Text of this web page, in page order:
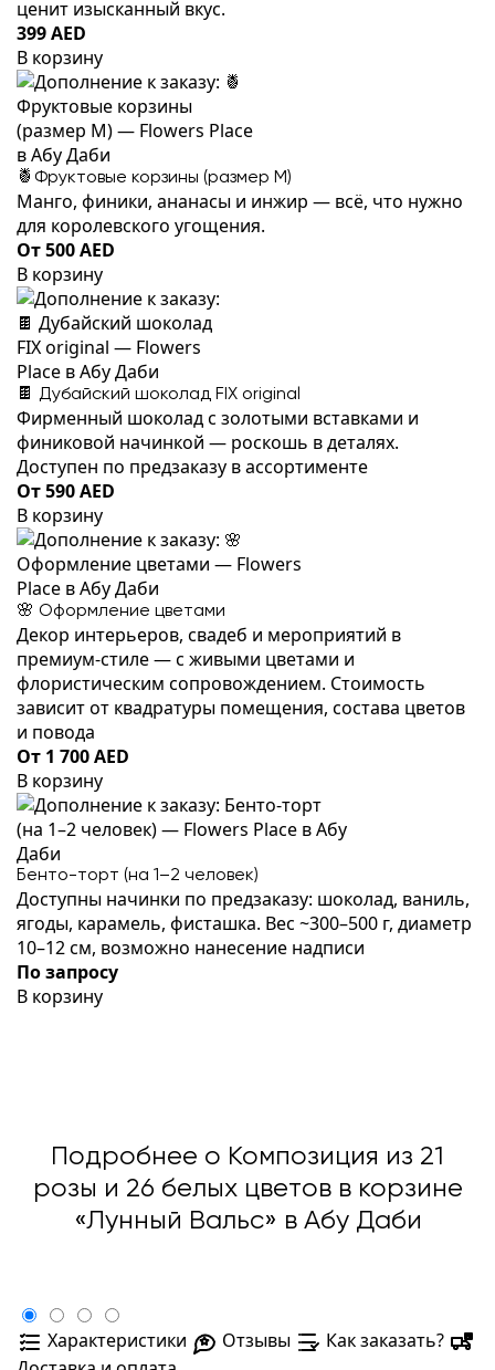
ценит изысканный вкус.
399 AED
В корзину
🍍Фруктовые корзины (размер M)
Манго, финики, ананасы и инжир — всё, что нужно
для королевского угощения.
От 500 AED
В корзину
🍫 Дубайский шоколад FIX original
Фирменный шоколад с золотыми вставками и
финиковой начинкой — роскошь в деталях.
Доступен по предзаказу в ассортименте
От 590 AED
В корзину
🌸 Оформление цветами
Декор интерьеров, свадеб и мероприятий в
премиум-стиле — с живыми цветами и
флористическим сопровождением. Стоимость
зависит от квадратуры помещения, состава цветов
и повода
От 1 700 AED
В корзину
Бенто-торт (на 1–2 человек)
Доступны начинки по предзаказу: шоколад, ваниль,
ягоды, карамель, фисташка. Вес ~300–500 г, диаметр
10–12 см, возможно нанесение надписи
По запросу
В корзину
Подробнее о Композиция из 21
розы и 26 белых цветов в корзине
«Лунный Вальс» в Абу Даби
Характеристики Отзывы
Как заказать?